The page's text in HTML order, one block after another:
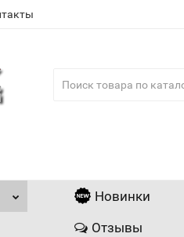
Новинки
Отзывы